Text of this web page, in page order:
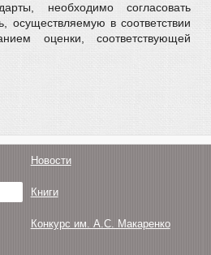
необходимо согласовать
осуществляемую в соответствии
оценки, соответствующей
Новости
Книги
Конкурс им. А.С. Макаренко